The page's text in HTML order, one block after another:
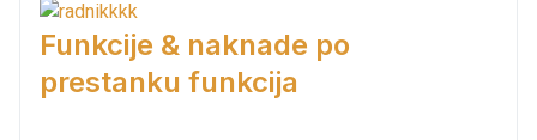
Funkcije & naknade po
prestanku funkcija